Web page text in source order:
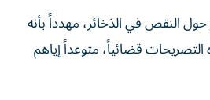
النقص في الذخائر، مهدداً بأنه
قضائياً، متوعداً إياهم